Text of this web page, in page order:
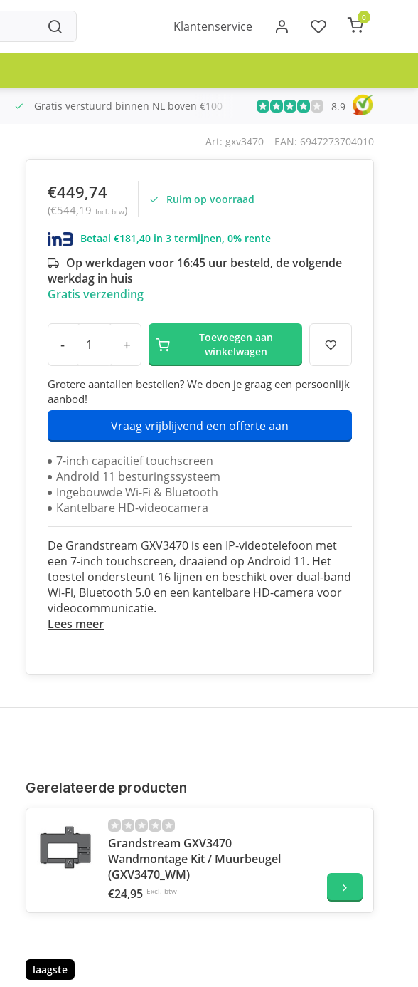
Klantenservice
0
Gratis verstuurd binnen NL boven €100 Meer dan 20 jaar Telecom
8.9
Art: gxv3470 EAN: 6947273704010
€449,74
(€544,19 Incl. btw)
Ruim op voorraad
Betaal €181,40 in 3 termijnen, 0% rente
Op werkdagen voor 16:45 uur besteld, de volgende
werkdag in huis
Gratis verzending
- +
Toevoegen aan
winkelwagen
Grotere aantallen bestellen? We doen je graag een persoonlijk
aanbod!
Vraag vrijblijvend een offerte aan
7-inch capacitief touchscreen
Android 11 besturingssysteem
Ingebouwde Wi-Fi & Bluetooth
Kantelbare HD-videocamera
De Grandstream GXV3470 is een IP-videotelefoon met
een 7-inch touchscreen, draaiend op Android 11. Het
toestel ondersteunt 16 lijnen en beschikt over dual-band
Wi-Fi, Bluetooth 5.0 en een kantelbare HD-camera voor
videocommunicatie.
Lees meer
Gerelateerde producten
Grandstream GXV3470
Wandmontage Kit / Muurbeugel
(GXV3470_WM)
€24,95 Excl. btw
laagste